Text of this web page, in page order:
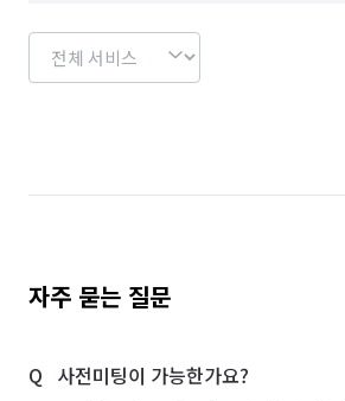
자주 묻는 질문
사전미팅이 가능한가요?